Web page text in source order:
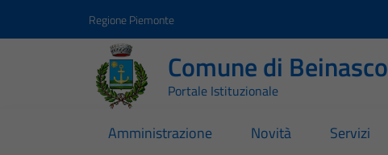
Regione Piemonte
Comune di Beinasco
Portale Istituzionale
Amministrazione Novità Servizi